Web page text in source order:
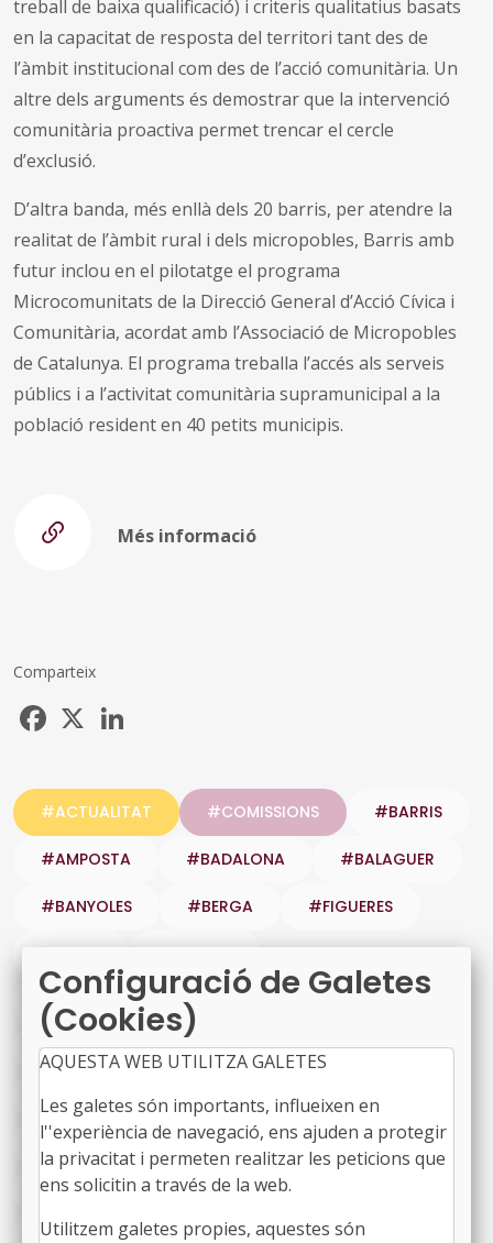
treball de baixa qualificació) i criteris qualitatius basats
en la capacitat de resposta del territori tant des de
l’àmbit institucional com des de l’acció comunitària. Un
altre dels arguments és demostrar que la intervenció
comunitària proactiva permet trencar el cercle
d’exclusió.
D’altra banda, més enllà dels 20 barris, per atendre la
realitat de l’àmbit rural i dels micropobles, Barris amb
futur inclou en el pilotatge el programa
Microcomunitats de la Direcció General d’Acció Cívica i
Comunitària, acordat amb l’Associació de Micropobles
de Catalunya. El programa treballa l’accés als serveis
públics i a l’activitat comunitària supramunicipal a la
població resident en 40 petits municipis.
Més informació
Comparteix
Facebook
#ACTUALITAT #COMISSIONS #BARRIS
#AMPOSTA #BADALONA #BALAGUER
#BANYOLES #BERGA #FIGUERES
#HOSPITALETDELLOBREGAT
#MANRESA #MONTORNESDELVALLES
#OLOT #PRATDELLOBREGAT
#SALT #TARRAGONA #TERRASSA
#TORTOSA #VILANOVAILAGELTRU
#ÀREA TERRITORI
Configuració de Galetes
(Cookies)
AQUESTA WEB UTILITZA GALETES
Les galetes són importants, influeixen en
l''experiència de navegació, ens ajuden a protegir
la privacitat i permeten realitzar les peticions que
ens solicitin a través de la web.
Utilitzem galetes propies, aquestes són